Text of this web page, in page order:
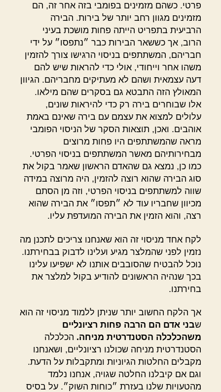
פרטי. כשהם מזמינים בפומבי בזה אחר זה, הם
מזמינים מגוון רחב יותר של בירות. הבירה
הרביעית בתפריט הייתה פחות מושכת בעיני
הרוב, אך כששאר הבירות כבר ״נתפסו״ על ידי
חבריהם, המשתתפים בניסוי הרגישו צורך להזמין
משהו אחר וייחודי, אולי כדי להראות שיש להם
דעה עצמאית ושהם לא מעתיקים מחבריהם. הגיוון
המאולץ הזה התבטא גם בסקרים שהם מילאו.
אלו שבוחרים בירה רק כדי להיראות שונים,
עלולים למצוא את עצמם עם בירה שאינם באמת
אוהבים. ואכן, תוצאות הסקר של הניסוי הפומבי
מראה שהמשתתפים היו פחות מרוצים
מבחירותיהם מאשר המשתתפים בניסוי הפרטי.
כמו כן, נמצא גם שהאדם הראשון שאמר בקול את
סוג הבירה שהוא רוצה להזמין, היה מרוצה במידה
שווה למשתתפים בניסוי הפרטי, וזה מן הסתם
מכיוון שחבריו עוד לא ״תפסו״ את הבירה שהוא
רצה, והוא הזמין את הבירה המועדפת עליו.
לקח אחד מניסוי זה הוא שאנחנו צריכים לתכנן מה
נזמין לפני שהמלצר מגיע ועלינו לדבוק בבחירתנו.
נוכל להבטיח שהסובבים אותנו לא ישפיעו עלינו
בכך שנהיה הראשונים להודיע בקול למלצר את
בחירתנו.
אך הלקח החשוב יותר שניתן ללמוד מניסוי זה הוא
שבני אדם הם הרבה פחות רציונליים
משהכלכלה הסטנדרטית מניחה. הכלכלה
הסטנדרטית מניחה שכולנו רציונליים, ושאנחנו
מקבלים החלטות הגיוניות ומתקבלות על הדעת.
וגם אם קיבלנו החלטה שגויה, אנחנו נלמד
מהטעויות שלנו בעזרת ״כוחות השוק״. על בסיס